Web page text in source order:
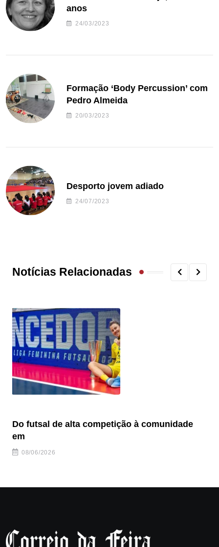
anos
24/03/2023
Formação ‘Body Percussion’ com
Pedro Almeida
20/03/2023
Desporto jovem adiado
24/07/2023
Notícias Relacionadas
Do futsal de alta competição à comunidade
em
08/06/2026